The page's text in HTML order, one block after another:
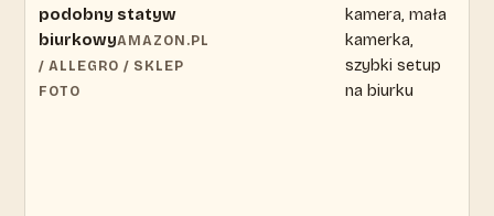
podobny statyw
biurkowyAMAZON.PL
/ ALLEGRO / SKLEP
FOTO
kamera, mała
kamerka,
szybki setup
na biurku